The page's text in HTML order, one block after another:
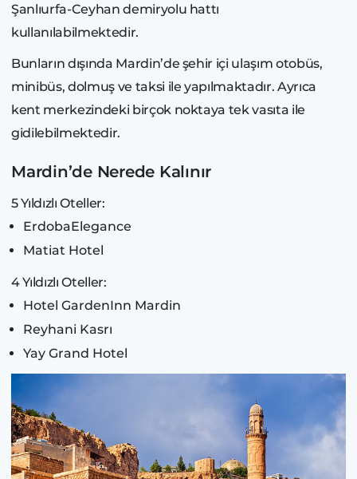
Şanlıurfa-Ceyhan demiryolu hattı
kullanılabilmektedir.
Bunların dışında Mardin’de şehir içi ulaşım otobüs,
minibüs, dolmuş ve taksi ile yapılmaktadır. Ayrıca
kent merkezindeki birçok noktaya tek vasıta ile
gidilebilmektedir.
Mardin’de Nerede Kalınır
5 Yıldızlı Oteller:
ErdobaElegance
Matiat Hotel
4 Yıldızlı Oteller:
Hotel GardenInn Mardin
Reyhani Kasrı
Yay Grand Hotel